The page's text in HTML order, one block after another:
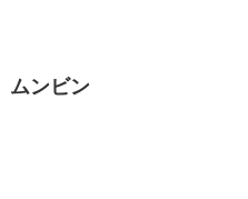
ムンビン